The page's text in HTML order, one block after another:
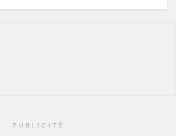
PUBLICITÉ